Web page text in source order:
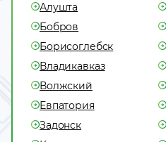
Алушта
Бобров
Борисоглебск
Владикавказ
Волжский
Евпатория
Задонск